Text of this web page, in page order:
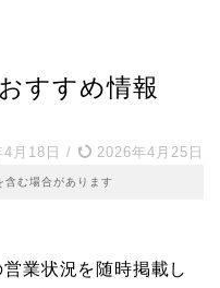
すすめ情報
月18日 / 2026年4月25日
含む場合があります
業状況を随時掲載し